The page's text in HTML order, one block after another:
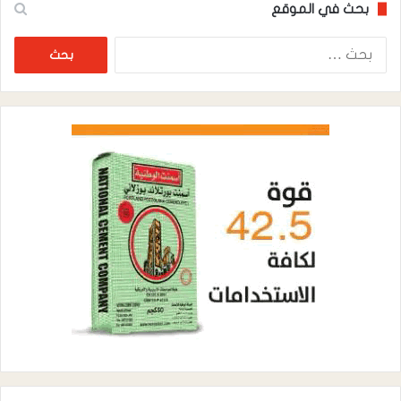
بحث في الموقع